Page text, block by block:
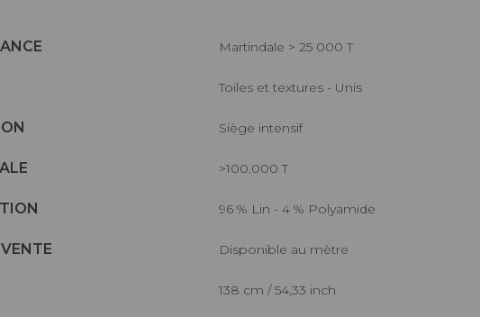
Martindale > 25 000 T
Toiles et textures - Unis
Siège intensif
>100.000 T
96 % Lin - 4 % Polyamide
Disponible au mètre
138 cm / 54,33 inch